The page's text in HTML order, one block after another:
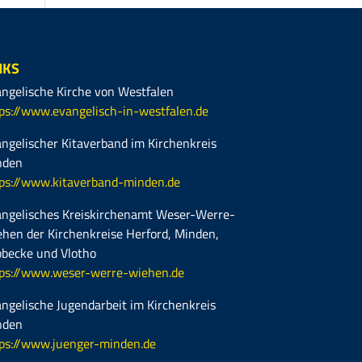
Kirche von Westfalen
www.evangelisch-in-westfalen.de
Kitaverband im Kirchenkreis
www.kitaverband-minden.de
Kreiskirchenamt Weser-Werre-
der Kirchenkreise Herford, Minden,
und Vlotho
www.weser-werre-wiehen.de
Jugendarbeit im Kirchenkreis
www.juenger-minden.de